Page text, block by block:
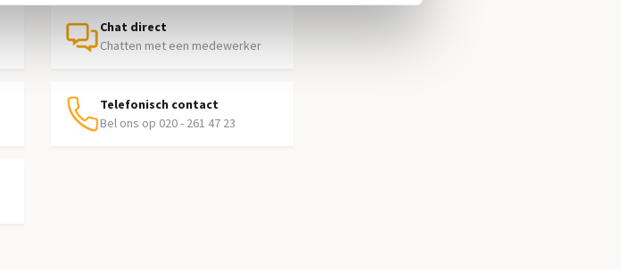
Chat direct
Chatten met een medewerker
Telefonisch contact
Bel ons op 020 - 261 47 23